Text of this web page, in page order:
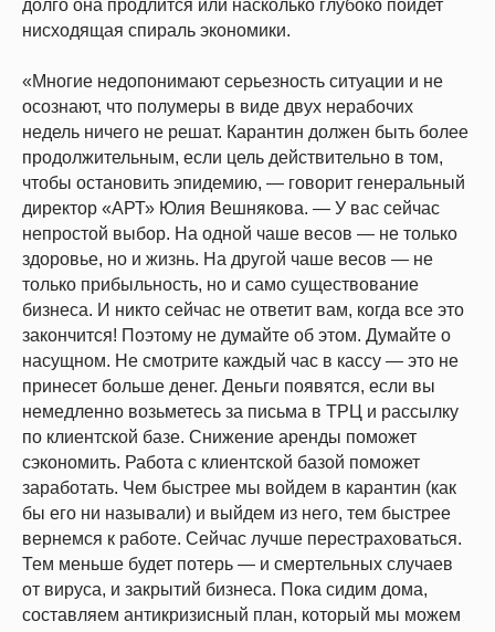
долго она продлится или насколько глубоко пойдет
нисходящая спираль экономики.
«Многие недопонимают серьезность ситуации и не
осознают, что полумеры в виде двух нерабочих
недель ничего не решат. Карантин должен быть более
продолжительным, если цель действительно в том,
чтобы остановить эпидемию, — говорит генеральный
директор «АРТ» Юлия Вешнякова. — У вас сейчас
непростой выбор. На одной чаше весов — не только
здоровье, но и жизнь. На другой чаше весов — не
только прибыльность, но и само существование
бизнеса. И никто сейчас не ответит вам, когда все это
закончится! Поэтому не думайте об этом. Думайте о
насущном. Не смотрите каждый час в кассу — это не
принесет больше денег. Деньги появятся, если вы
немедленно возьметесь за письма в ТРЦ и рассылку
по клиентской базе. Снижение аренды поможет
сэкономить. Работа с клиентской базой поможет
заработать. Чем быстрее мы войдем в карантин (как
бы его ни называли) и выйдем из него, тем быстрее
вернемся к работе. Сейчас лучше перестраховаться.
Тем меньше будет потерь — и смертельных случаев
от вируса, и закрытий бизнеса. Пока сидим дома,
составляем антикризисный план, который мы можем